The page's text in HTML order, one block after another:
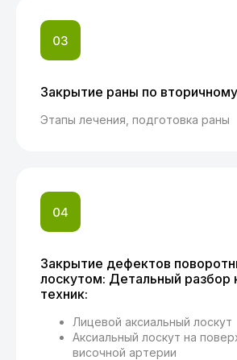
Закрытие раны по
Этапы лечения, подготовка раны
Закрытие дефектов
лоскутом: Детальный разбор
техник:
Лицевой аксиальный лоскут
Аксиальный лоскут на
височной артерии